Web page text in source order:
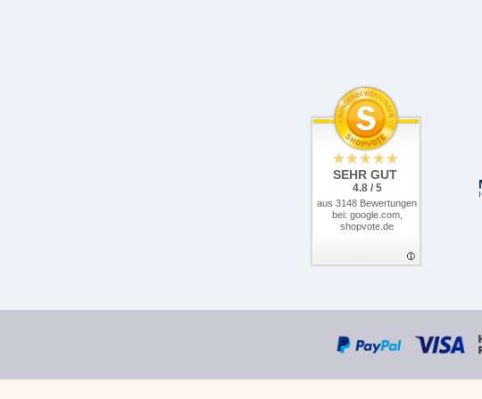
SEHR GUT
4.8 / 5
aus 3148 Bewertungen
bei: google.com,
shopvote.de